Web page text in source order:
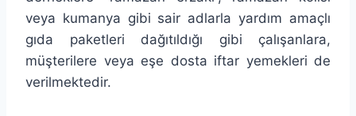
veya kumanya gibi sair adlarla yardım amaçlı
gıda paketleri dağıtıldığı gibi çalışanlara,
müşterilere veya eşe dosta iftar yemekleri de
verilmektedir.